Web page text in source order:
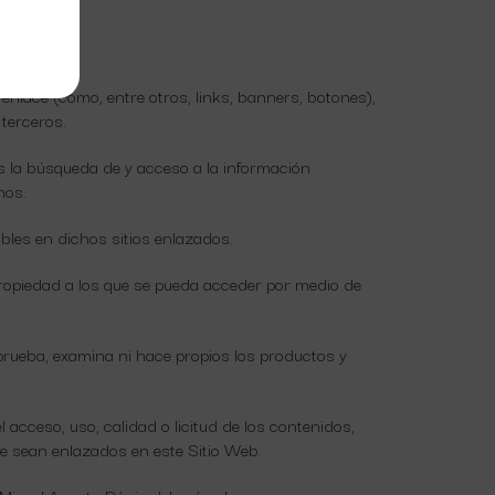
(como, entre otros, links, banners, botones),
búsqueda de y acceso a la información
en dichos sitios enlazados.
a los que se pueda acceder por medio de
examina ni hace propios los productos y
uso, calidad o licitud de los contenidos,
enlazados en este Sitio Web.